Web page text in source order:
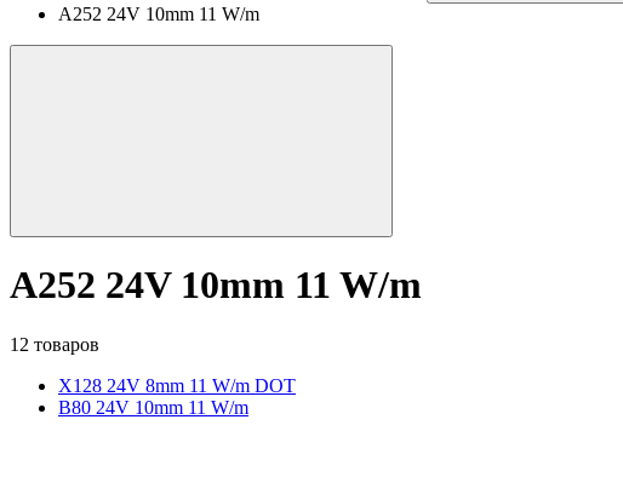
A252 24V 10mm 11 W/m
A252 24V 10mm 11 W/m
12 товаров
X128 24V 8mm 11 W/m DOT
B80 24V 10mm 11 W/m